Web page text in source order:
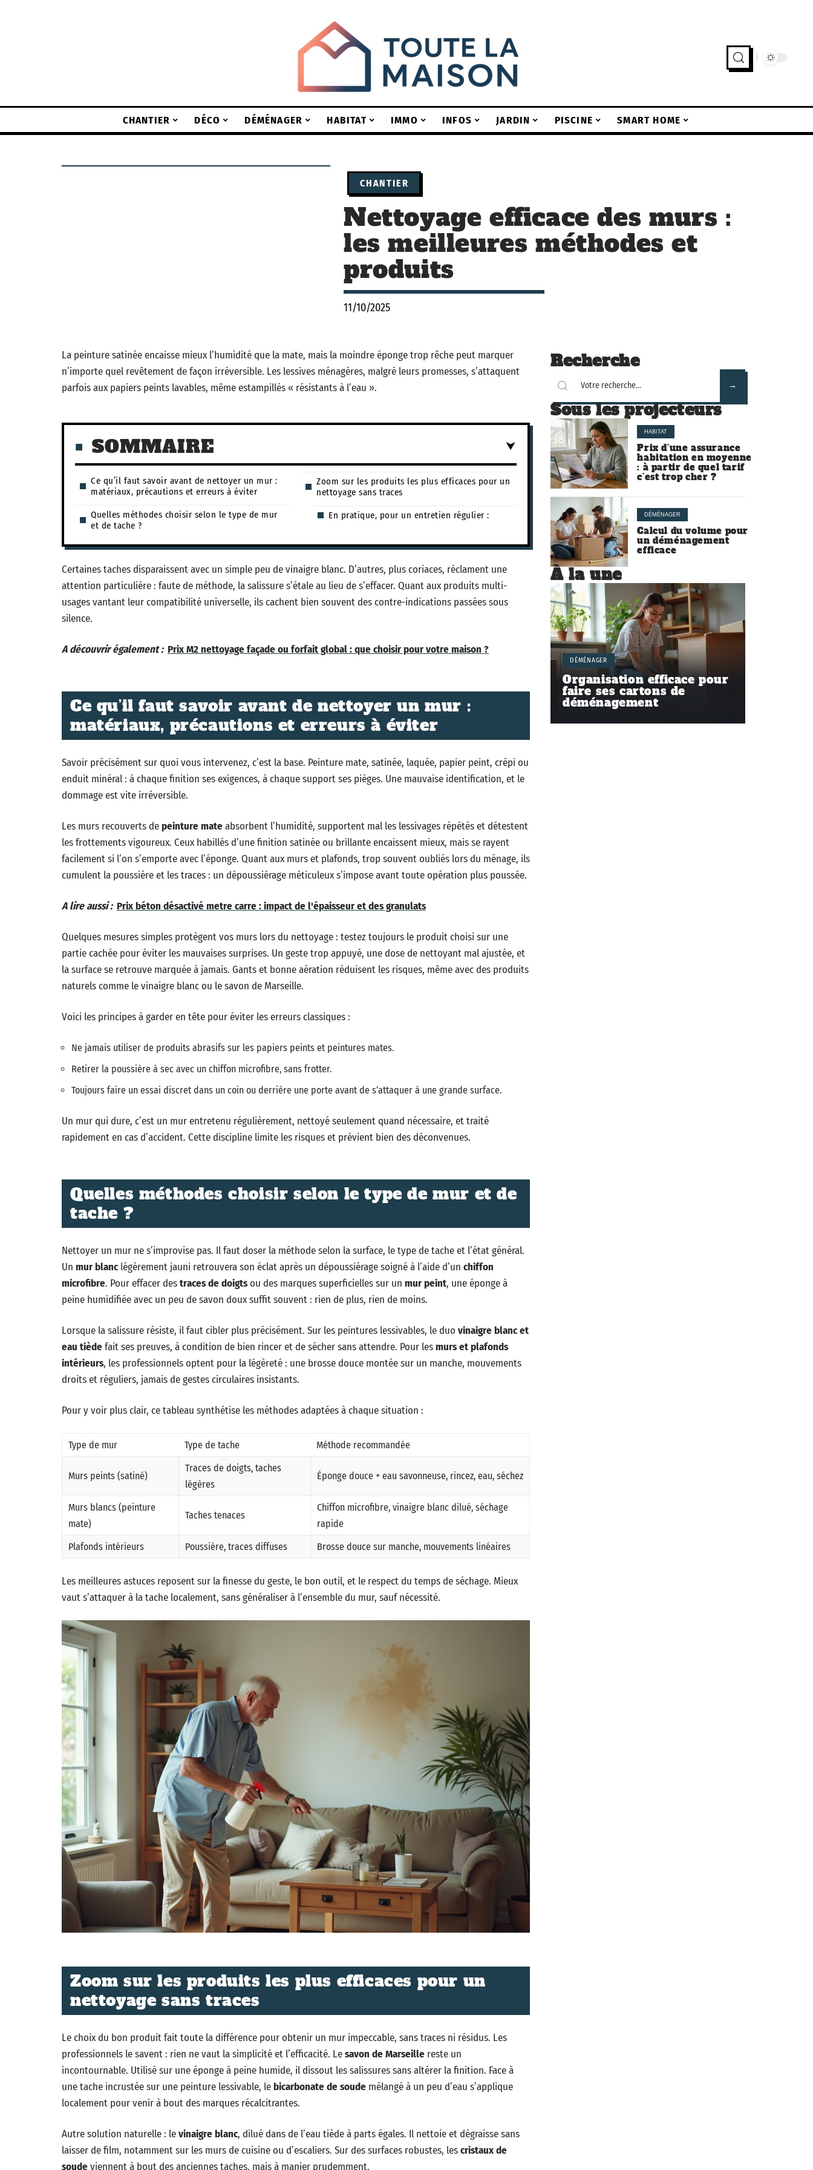
CHANTIER DÉCO DÉMÉNAGER HABITAT IMMO INFOS JARDIN PISCINE SMART HOME
CHANTIER
Nettoyage efficace des murs :
les meilleures méthodes et
produits
11/10/2025
La peinture satinée encaisse mieux l’humidité que la mate, mais la moindre éponge trop rêche peut marquer
n’importe quel revêtement de façon irréversible. Les lessives ménagères, malgré leurs promesses, s’attaquent
parfois aux papiers peints lavables, même estampillés « résistants à l’eau ».
SOMMAIRE
Ce qu’il faut savoir avant de nettoyer un mur :
matériaux, précautions et erreurs à éviter
Quelles méthodes choisir selon le type de mur
et de tache ?
Zoom sur les produits les plus efficaces pour un
nettoyage sans traces
En pratique, pour un entretien régulier :
Certaines taches disparaissent avec un simple peu de vinaigre blanc. D’autres, plus coriaces, réclament une
attention particulière : faute de méthode, la salissure s’étale au lieu de s’effacer. Quant aux produits multi-
usages vantant leur compatibilité universelle, ils cachent bien souvent des contre-indications passées sous
silence.
A découvrir également : Prix M2 nettoyage façade ou forfait global : que choisir pour votre maison ?
Ce qu’il faut savoir avant de nettoyer un mur :
matériaux, précautions et erreurs à éviter
Savoir précisément sur quoi vous intervenez, c’est la base. Peinture mate, satinée, laquée, papier peint, crépi ou
enduit minéral : à chaque finition ses exigences, à chaque support ses pièges. Une mauvaise identification, et le
dommage est vite irréversible.
Les murs recouverts depeinture mateabsorbent l’humidité, supportent mal les lessivages répétés et détestent
les frottements vigoureux. Ceux habillés d’une finition satinée ou brillante encaissent mieux, mais se rayent
facilement si l’on s’emporte avec l’éponge. Quant aux murs et plafonds, trop souvent oubliés lors du ménage, ils
cumulent la poussière et les traces : un dépoussiérage méticuleux s’impose avant toute opération plus poussée.
A lire aussi : Prix béton désactivé metre carre : impact de l'épaisseur et des granulats
Quelques mesures simples protègent vos murs lors du nettoyage : testez toujours le produit choisi sur une
partie cachée pour éviter les mauvaises surprises. Un geste trop appuyé, une dose de nettoyant mal ajustée, et
la surface se retrouve marquée à jamais. Gants et bonne aération réduisent les risques, même avec des produits
naturels comme le vinaigre blanc ou le savon de Marseille.
Voici les principes à garder en tête pour éviter les erreurs classiques :
Ne jamais utiliser de produits abrasifs sur les papiers peints et peintures mates.
Retirer la poussière à sec avec un chiffon microfibre, sans frotter.
Toujours faire un essai discret dans un coin ou derrière une porte avant de s’attaquer à une grande surface.
Un mur qui dure, c’est un mur entretenu régulièrement, nettoyé seulement quand nécessaire, et traité
rapidement en cas d’accident. Cette discipline limite les risques et prévient bien des déconvenues.
Quelles méthodes choisir selon le type de mur et de
tache ?
Nettoyer un mur ne s’improvise pas. Il faut doser la méthode selon la surface, le type de tache et l’état général.
Un mur blanclégèrement jauni retrouvera son éclat après un dépoussiérage soigné à l’aide d’un chiffon
microfibre. Pour effacer destraces de doigtsou des marques superficielles sur un mur peint, une éponge à
peine humidifiée avec un peu de savon doux suffit souvent : rien de plus, rien de moins.
Lorsque la salissure résiste, il faut cibler plus précisément. Sur les peintures lessivables, le duo vinaigre blanc et
eau tièdefait ses preuves, à condition de bien rincer et de sécher sans attendre. Pour lesmurs et plafonds
intérieurs, les professionnels optent pour la légèreté : une brosse douce montée sur un manche, mouvements
droits et réguliers, jamais de gestes circulaires insistants.
Pour y voir plus clair, ce tableau synthétise les méthodes adaptées à chaque situation :
Type de mur Type de tache Méthode recommandée
Murs peints (satiné)
Traces de doigts, taches
légères
Éponge douce + eau savonneuse, rincez, eau, séchez
Murs blancs (peinture
mate)
Taches tenaces
Chiffon microfibre, vinaigre blanc dilué, séchage
rapide
Plafonds intérieurs
Poussière, traces diffuses Brosse douce sur manche, mouvements linéaires
Les meilleures astuces reposent sur la finesse du geste, le bon outil, et le respect du temps de séchage. Mieux
vaut s’attaquer à la tache localement, sans généraliser à l’ensemble du mur, sauf nécessité.
Zoom sur les produits les plus efficaces pour un
nettoyage sans traces
Le choix du bon produit fait toute la différence pour obtenir un mur impeccable, sans traces ni résidus. Les
professionnels le savent : rien ne vaut la simplicité et l’efficacité. Lesavon de Marseille reste un
incontournable. Utilisé sur une éponge à peine humide, il dissout les salissures sans altérer la finition. Face à
une tache incrustée sur une peinture lessivable, le bicarbonate de soude mélangé à un peu d’eau s’applique
localement pour venir à bout des marques récalcitrantes.
Autre solution naturelle : levinaigre blanc, dilué dans de l’eau tiède à parts égales. Il nettoie et dégraisse sans
laisser de film, notamment sur les murs de cuisine ou d’escaliers. Sur des surfaces robustes, lescristaux de
soudeviennent à bout des anciennes taches, mais à manier prudemment.
Recherche
Sous les projecteurs
HABITAT
Prix d’une assurance
habitation en moyenne
: à partir de quel tarif
c’est trop cher ?
DÉMÉNAGER
Calcul du volume pour
un déménagement
efficace
À la une
DÉMÉNAGER
Organisation efficace pour
faire ses cartons de
déménagement